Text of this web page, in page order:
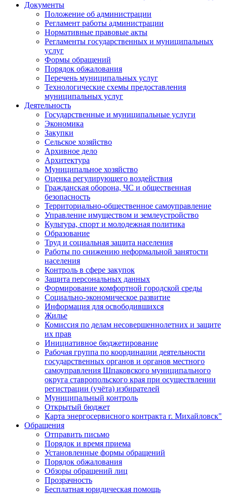
Документы
Положение об администрации
Регламент работы администрации
Нормативные правовые акты
Регламенты государственных и муниципальных
услуг
Формы обращений
Порядок обжалования
Перечень муниципальных услуг
Технологические схемы предоставления
муниципальных услуг
Деятельность
Государственные и муниципальные услуги
Экономика
Закупки
Сельское хозяйство
Архивное дело
Архитектура
Муниципальное хозяйство
Оценка регулирующего воздействия
Гражданская оборона, ЧС и общественная
безопасность
Территориально-общественное самоуправление
Управление имуществом и землеустройство
Культура, спорт и молодежная политика
Образование
Труд и социальная защита населения
Работы по снижению неформальной занятости
населения
Контроль в сфере закупок
Защита персональных данных
Формирование комфортной городской среды
Социально-экономическое развитие
Информация для освободившихся
Жилье
Комиссия по делам несовершеннолетних и защите
их прав
Инициативное бюджетирование
Рабочая группа по координации деятельности
государственных органов и органов местного
самоуправления Шпаковского муниципального
округа ставропольского края при осуществлении
регистрации (учёта) избирателей
Муниципальный контроль
Открытый бюджет
Карта энергосервисного контракта г. Михайловск"
Обращения
Отправить письмо
Порядок и время приема
Установленные формы обращений
Порядок обжалования
Обзоры обращений лиц
Прозрачность
Бесплатная юридическая помощь